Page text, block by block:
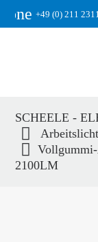
+49 (0) 211
Suchbegriffe
SCHEELE -
Arbeitslicht
2100LM